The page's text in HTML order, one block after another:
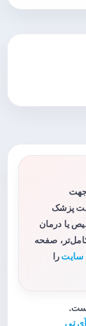
جهت
پزشک
یا درمان
صفحه
سایت را
تی